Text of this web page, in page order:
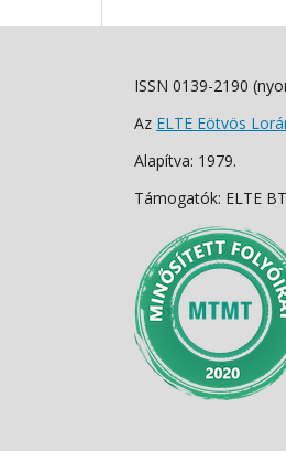
ISSN 0139-2190
Az ELTE Eötvös
Alapítva: 1979.
Támogatók: ELTE